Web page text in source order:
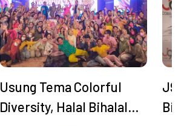
Usung Tema Colorful
Diversity, Halal Bihalal